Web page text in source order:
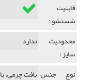
قابلیت
شستشو :
محدودیت
سایز :
ندارد
نوع جنس بافت چرمی،